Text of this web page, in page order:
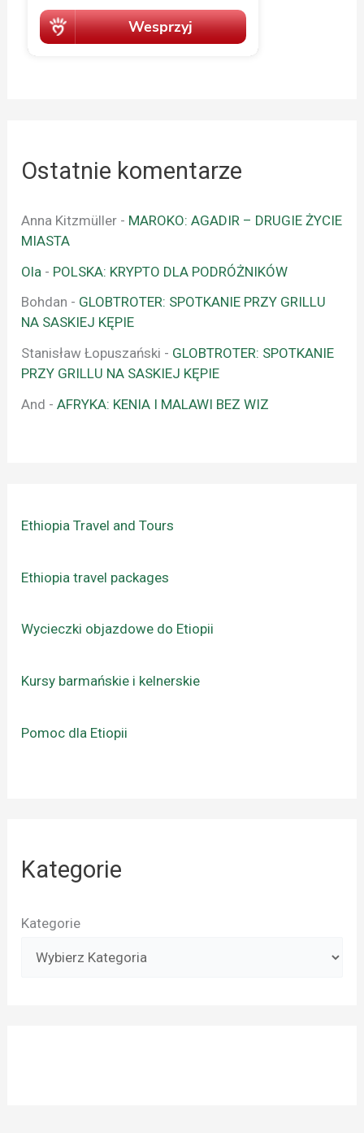
Ostatnie komentarze
Anna Kitzmüller - MAROKO: AGADIR – DRUGIE ŻYCIE
MIASTA
Ola - POLSKA: KRYPTO DLA PODRÓŻNIKÓW
Bohdan - GLOBTROTER: SPOTKANIE PRZY GRILLU
NA SASKIEJ KĘPIE
Stanisław Łopuszański - GLOBTROTER: SPOTKANIE
PRZY GRILLU NA SASKIEJ KĘPIE
And -AFRYKA: KENIA I MALAWI BEZ WIZ
Ethiopia Travel and Tours
Ethiopia travel packages
Wycieczki objazdowe do Etiopii
Kursy barmańskie i kelnerskie
Pomoc dla Etiopii
Kategorie
Kategorie